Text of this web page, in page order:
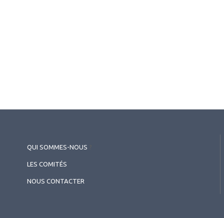
QUI SOMMES-NOUS
LES COMITÉS
NOUS CONTACTER